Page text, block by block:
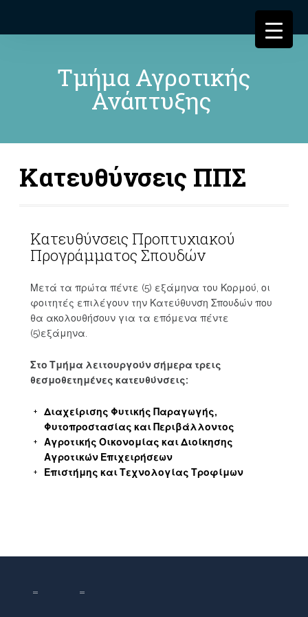
Τμήμα Αγροτικής
Ανάπτυξης
Κατευθύνσεις ΠΠΣ
Κατευθύνσεις Προπτυχιακού
Προγράμματος Σπουδών
Μετά τα πρώτα πέντε (5) εξάμηνα του Κορμού, οι
φοιτητές επιλέγουν την Κατεύθυνση Σπουδών που
θα ακολουθήσουν για τα επόμενα πέντε
(5)εξάμηνα.
Στο Τμήμα λειτουργούν σήμερα τρεις
θεσμοθετημένες κατευθύνσεις:
Διαχείρισης Φυτικής Παραγωγής,
Φυτοπροστασίας και Περιβάλλοντος
Αγροτικής Οικονομίας και Διοίκησης
Αγροτικών Επιχειρήσεων
Επιστήμης και Τεχνολογίας Τροφίμων